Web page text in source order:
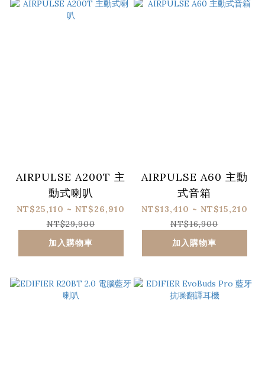
AIRPULSE A200T 主
動式喇叭
NT$25,110 ~ NT$26,910
NT$29,900
加入購物車
AIRPULSE A60 主動
式音箱
NT$13,410 ~ NT$15,210
NT$16,900
加入購物車